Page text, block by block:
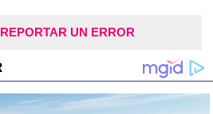
REPORTAR UN ERROR